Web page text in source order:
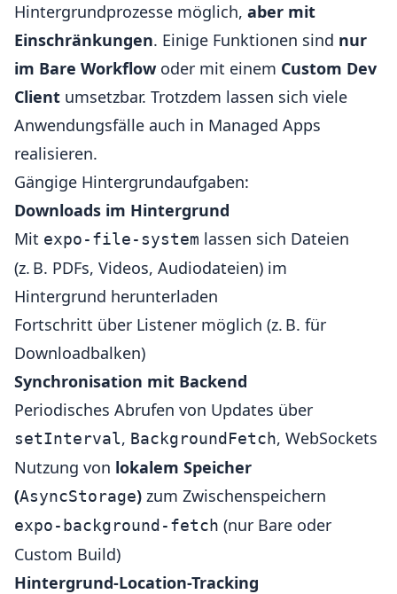
Hintergrundprozesse möglich, aber mit
Einschränkungen. Einige Funktionen sind nur
im Bare Workflow oder mit einem Custom Dev
Client umsetzbar. Trotzdem lassen sich viele
Anwendungsfälle auch in Managed Apps
realisieren.
Gängige Hintergrundaufgaben:
Downloads im Hintergrund
Mit expo-file-system lassen sich Dateien
(z. B. PDFs, Videos, Audiodateien) im
Hintergrund herunterladen
Fortschritt über Listener möglich (z. B. für
Downloadbalken)
Synchronisation mit Backend
Periodisches Abrufen von Updates über
setInterval, BackgroundFetch, WebSockets
Nutzung von lokalem Speicher
(AsyncStorage) zum Zwischenspeichern
expo-background-fetch (nur Bare oder
Custom Build)
Hintergrund-Location-Tracking